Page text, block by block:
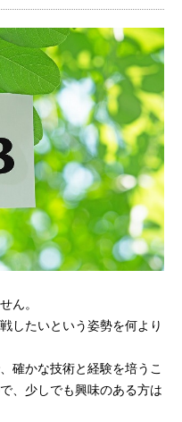
ん。
したいという姿勢を何より
確かな技術と経験を培うこ
、少しでも興味のある方は